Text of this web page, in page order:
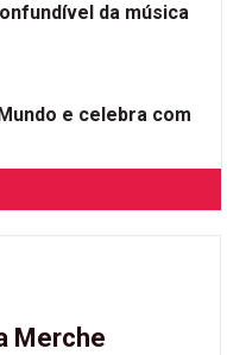
da música
e celebra com
Merche